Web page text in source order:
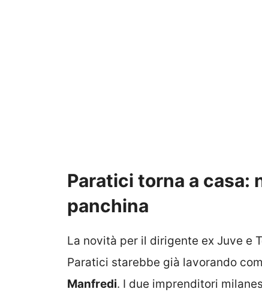
Paratici torna a casa:
panchina
La novità per il dirigente ex Juve e
Paratici starebbe già lavorando
Manfredi. I due imprenditori